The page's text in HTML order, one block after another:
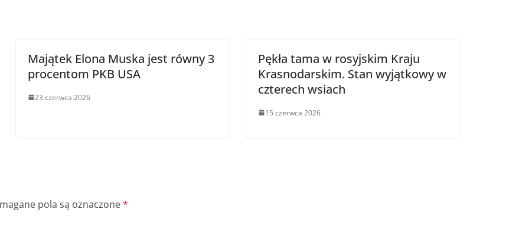
Majątek Elona Muska jest równy 3
procentom PKB USA
23 czerwca 2026
Pękła tama w rosyjskim Kraju
Krasnodarskim. Stan wyjątkowy w
czterech wsiach
15 czerwca 2026
pola są oznaczone*